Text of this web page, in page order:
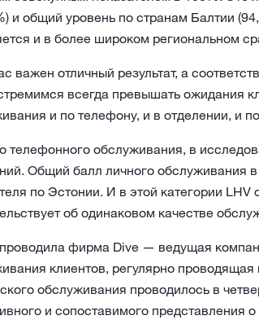
и общий уровень по странам Балтии
и в более широком региональном
важен отличный результат, а
всегда превышать ожидания
и по телефону, и в отделении, и
телефонного обслуживания, в
Общий балл личного обслуживания
по Эстонии. И в этой категории
об одинаковом качестве
фирма Dive — ведущая
клиентов, регулярно
обслуживания проводилось в
и сопоставимого представления